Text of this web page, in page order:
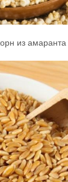
из амаранта